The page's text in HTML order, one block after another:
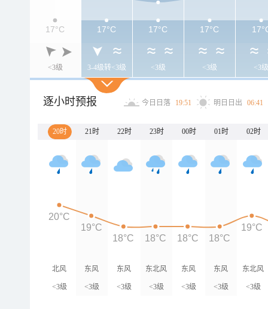
<3级 3-4级转<3级 <3级 <3级 <3级
17°C 17°C 17°C 17°C
逐小时预报 今日日落 19:51 明日日出 06:41
20时 21时 22时 23时 00时 01时 02时
北风
<3级
东风
<3级
东风
<3级
东北风
<3级
东风
<3级
东风
<3级
东北风
<3级
20°C
19°C
18°C
18°C 18°C 18°C
19°C